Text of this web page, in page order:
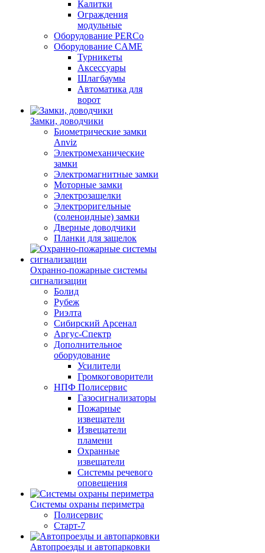
Калитки
Ограждения
модульные
Оборудование PERCo
Оборудование CAME
Турникеты
Аксессуары
Шлагбаумы
Автоматика для
ворот
Замки, доводчики
Биометрические замки
Anviz
Электромеханические
замки
Электромагнитные замки
Моторные замки
Электрозащелки
Электроригельные
(cоленоидные) замки
Дверные доводчики
Планки для защелок
Охранно-пожарные системы
сигнализации
Болид
Рубеж
Риэлта
Сибирский Арсенал
Аргус-Спектр
Дополнительное
оборудование
Усилители
Громкоговорители
НПФ Полисервис
Газосигнализаторы
Пожарные
извещатели
Извещатели
пламени
Охранные
извещатели
Системы речевого
оповещения
Системы охраны периметра
Полисервис
Старт-7
Автопроезды и автопарковки